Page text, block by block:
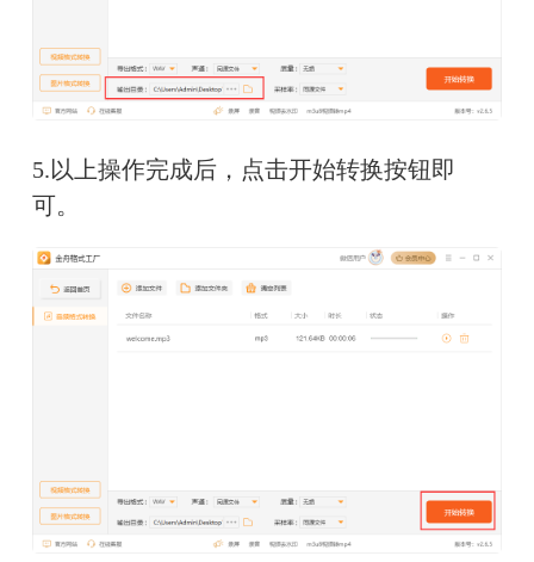
5.以上操作完成后，点击开始转换按钮即
可。